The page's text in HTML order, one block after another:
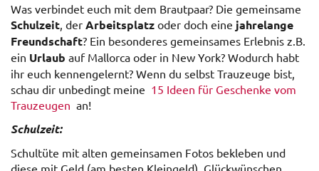
Was verbindet euch mit dem Brautpaar? Die gemeinsame
Schulzeit , der Arbeitsplatz oder doch eine jahrelange
Freundschaft? Ein besonderes gemeinsames Erlebnis z.B.
ein Urlaub auf Mallorca oder in New York? Wodurch habt
ihr euch kennengelernt? Wenn du selbst Trauzeuge bist,
schau dir unbedingt meine 15 Ideen für Geschenke vom
Trauzeugen an!
Schulzeit:
Schultüte mit alten gemeinsamen Fotos bekleben und
diese mit Geld (am besten Kleingeld), Glückwünschen,